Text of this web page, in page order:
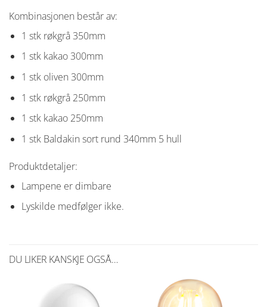
Kombinasjonen består av:
1 stk røkgrå 350mm
1 stk kakao 300mm
1 stk oliven 300mm
1 stk røkgrå 250mm
1 stk kakao 250mm
1 stk Baldakin sort rund 340mm 5 hull
Produktdetaljer:
Lampene er dimbare
Lyskilde medfølger ikke.
DU LIKER KANSKJE OGSÅ…